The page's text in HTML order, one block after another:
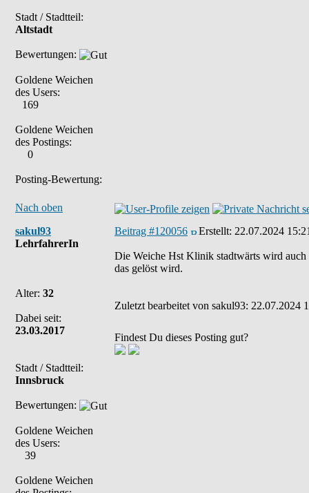
Stadt / Stadtteil:
Altstadt
Bewertungen:
Goldene Weichen
des Users:
169
Goldene Weichen
des Postings:
0
Posting-Bewertung:
Nach oben
sakul93
LehrfahrerIn
Alter: 32
Dabei seit:
23.03.2017
Stadt / Stadtteil:
Innsbruck
Bewertungen:
Goldene Weichen
des Users:
39
Goldene Weichen
Beitrag #120056 Erstellt: 22.07.2024
Die Weiche Hst Klinik stadtwärts wird
das gelöst wird.
Zuletzt bearbeitet von sakul93: 22.07.2024
Findest Du dieses Posting gut?